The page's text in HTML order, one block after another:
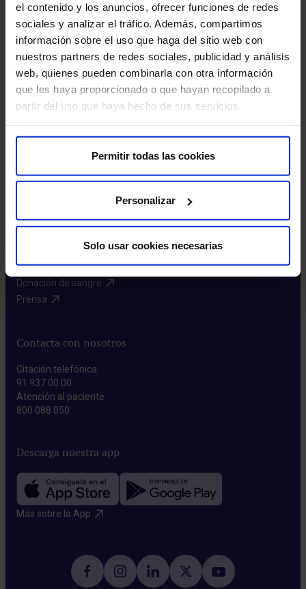
el contenido y los anuncios, ofrecer funciones de redes
sociales y analizar el tráfico. Además, compartimos
información sobre el uso que haga del sitio web con
nuestros partners de redes sociales, publicidad y análisis
web, quienes pueden combinarla con otra información
que les haya proporcionado o que hayan recopilado a
partir del uso que haya hecho de sus servicios.
Permitir todas las cookies
Personalizar
Solo usar cookies necesarias
Rincón del accionista​
Más HM Hospitales
Fundación HM​
Centro Universitario CUHMED​
Instituto HM Hospitales​
HM CINAC​
Enlaces de interés
Aseguradoras y mutuas​
Preguntas frecuentes​
Donación de sangre​
Prensa​
Contacta con nosotros
Citación telefónica
91 937 00 00
Atención al paciente
800 088 050
Descarga nuestra app
Más sobre la App​